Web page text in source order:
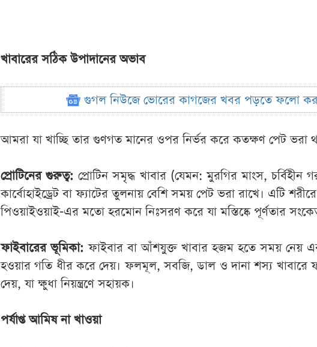
খাবারের সঠিক উপাদানের অভাব
গুগল নিউজে ভোরের কাগজের খবর পড়তে ফলো
আমরা যা খাচ্ছি তার গুণগত মানের ওপর নির্ভর করে কতক্ষণ পেট ভরা
প্রোটিনের গুরুত্ব:প্রোটিন সমৃদ্ধ খাবার (যেমন: মুরগির মাংস, চর্বিহীন
কার্বোহাইড্রেট বা ফ্যাটের তুলনায় বেশি সময় পেট ভরা রাখে। এটি
পিওয়াইওয়াই-এর মতো হরমোন নিঃসরণ করে যা মস্তিষ্কে পূর্ণতার
ফাইবারের ভূমিকা:ফাইবার বা আঁশযুক্ত খাবার হজম হতে সময় নেয়
হওয়ার গতি ধীর করে দেয়। ফলমূল, সবজি, ডাল ও দানা শস্য খাবারে
দেয়, যা ক্ষুধা নিয়ন্ত্রণে সহায়ক।
পর্যাপ্ত আমিষ না খাওয়া